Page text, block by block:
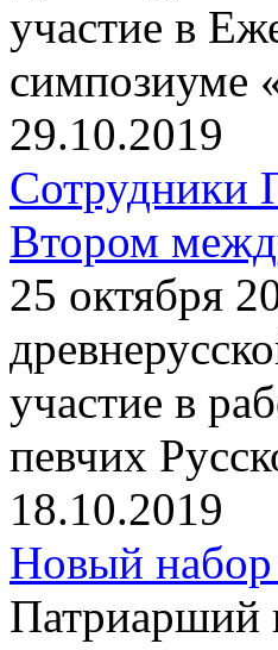
участие в
симпозиуме
29.10.2019
Сотрудники
Втором
25 октября
участие в
певчих
18.10.2019
Новый
Патриарший